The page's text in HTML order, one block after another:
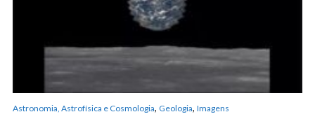
Astronomia, Astrofísica e Cosmologia, Geologia, Imagens